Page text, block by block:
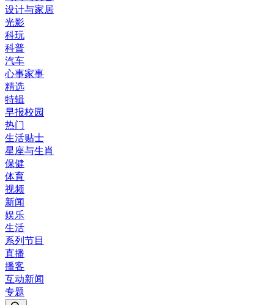
设计与家居
光影
科玩
科普
汽车
心事家事
精选
特辑
早报校园
热门
生活贴士
星座与生肖
保健
体育
视频
新闻
娱乐
生活
系列节目
直播
播客
互动新闻
专题